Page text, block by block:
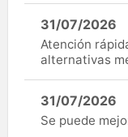
31/07/2026
Atención
alternativas
31/07/2026
Se puede